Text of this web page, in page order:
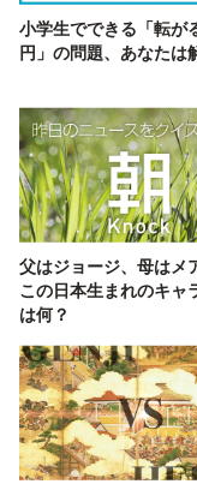
小学生でできる「転が
円」の問題、あなたは
父はジョージ、母はメ
この日本生まれのキャ
は何？